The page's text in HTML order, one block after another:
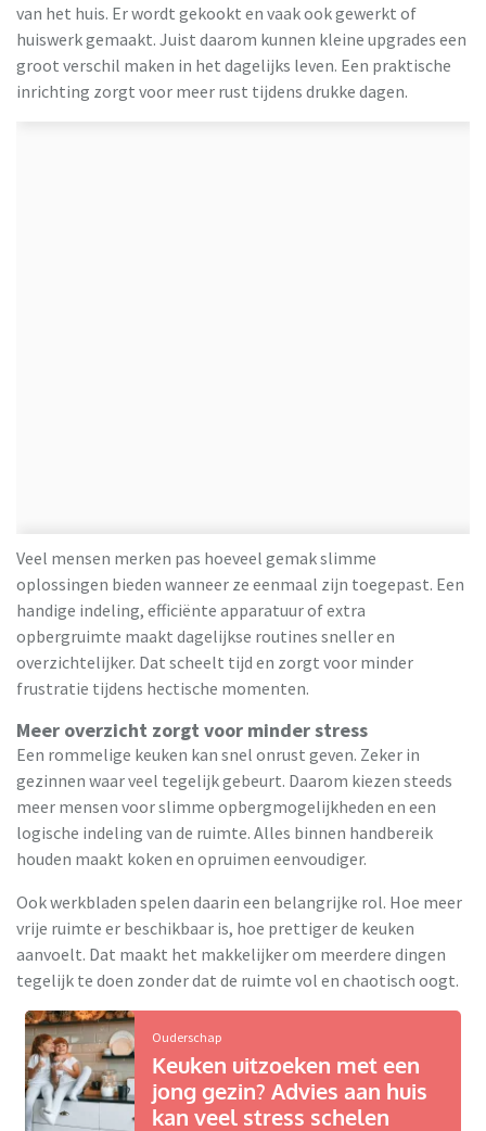
van het huis. Er wordt gekookt en vaak ook gewerkt of
huiswerk gemaakt. Juist daarom kunnen kleine upgrades een
groot verschil maken in het dagelijks leven. Een praktische
inrichting zorgt voor meer rust tijdens drukke dagen.
Veel mensen merken pas hoeveel gemak slimme
oplossingen bieden wanneer ze eenmaal zijn toegepast. Een
handige indeling, efficiënte apparatuur of extra
opbergruimte maakt dagelijkse routines sneller en
overzichtelijker. Dat scheelt tijd en zorgt voor minder
frustratie tijdens hectische momenten.
Meer overzicht zorgt voor minder stress
Een rommelige keuken kan snel onrust geven. Zeker in
gezinnen waar veel tegelijk gebeurt. Daarom kiezen steeds
meer mensen voor slimme opbergmogelijkheden en een
logische indeling van de ruimte. Alles binnen handbereik
houden maakt koken en opruimen eenvoudiger.
Ook werkbladen spelen daarin een belangrijke rol. Hoe meer
vrije ruimte er beschikbaar is, hoe prettiger de keuken
aanvoelt. Dat maakt het makkelijker om meerdere dingen
tegelijk te doen zonder dat de ruimte vol en chaotisch oogt.
Ouderschap
Keuken uitzoeken met een
jong gezin? Advies aan huis
kan veel stress schelen